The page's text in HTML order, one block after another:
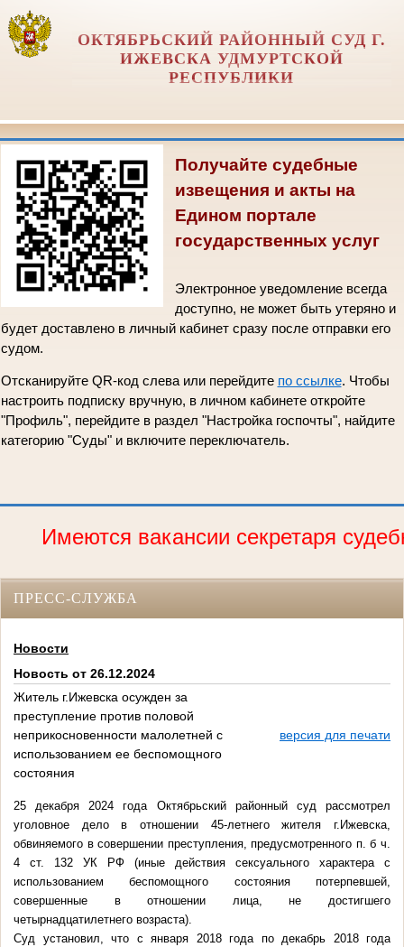
ОКТЯБРЬСКИЙ РАЙОННЫЙ СУД Г.
ИЖЕВСКА УДМУРТСКОЙ
РЕСПУБЛИКИ
Получайте судебные
извещения и акты на
Едином портале
государственных услуг
Электронное уведомление всегда
доступно, не может быть утеряно и
будет доставлено в личный кабинет сразу после отправки его
судом.
Отсканируйте QR-код слева или перейдите по ссылке. Чтобы
настроить подписку вручную, в личном кабинете откройте
"Профиль", перейдите в раздел "Настройка госпочты", найдите
категорию "Суды" и включите переключатель.
Имеются вакансии секретаря
ПРЕСС-СЛУЖБА
Новости
Новость от 26.12.2024
Житель г.Ижевска осужден за
преступление против половой
неприкосновенности малолетней с
использованием ее беспомощного
состояния
версия для печати
25 декабря 2024 года Октябрьский районный суд рассмотрел
уголовное дело в отношении 45-летнего жителя г.Ижевска,
обвиняемого в совершении преступления, предусмотренного п. б ч.
4 ст. 132 УК РФ (иные действия сексуального характера с
использованием беспомощного состояния потерпевшей,
совершенные в отношении лица, не достигшего
четырнадцатилетнего возраста).
Суд установил, что с января 2018 года по декабрь 2018 года